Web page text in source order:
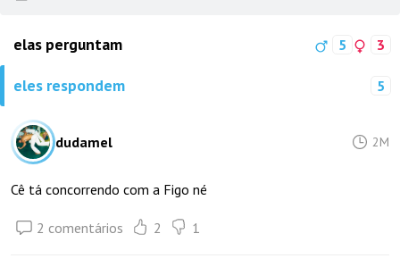
elas perguntam 5 3
eles respondem 5
dudamel 2M
Cê tá concorrendo com a Figo né
2 comentários 2 1